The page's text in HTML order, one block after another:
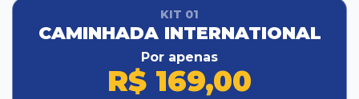
KIT 01
CAMINHADA INTERNATIONAL
Por apenas
R$ 169,00